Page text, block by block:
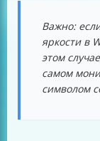
Важно:
яркости в
этом
самом
символом